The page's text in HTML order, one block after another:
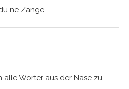
ne Zange
alle Wörter aus der Nase zu